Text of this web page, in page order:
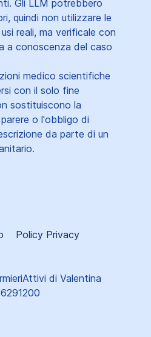
Gli LLM potrebbero
quindi non utilizzare le
reali, ma verificale con
a conoscenza del caso
medico scientifiche
con il solo fine
sostituiscono la
o l'obbligo di
da parte di un
Policy Privacy
di Valentina